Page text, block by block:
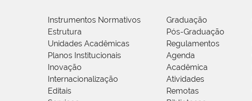
Instrumentos Normativos
Estrutura
Unidades Acadêmicas
Planos Institucionais
Inovação
Internacionalização
Editais
Graduação
Pós-Graduação
Regulamentos
Agenda
Acadêmica
Atividades
Remotas